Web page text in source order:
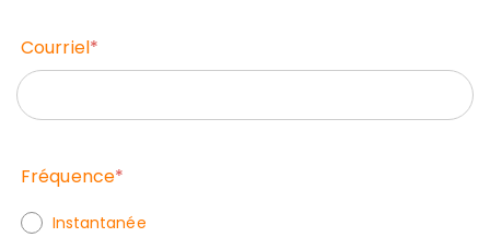
Courriel*
Fréquence*
Instantanée